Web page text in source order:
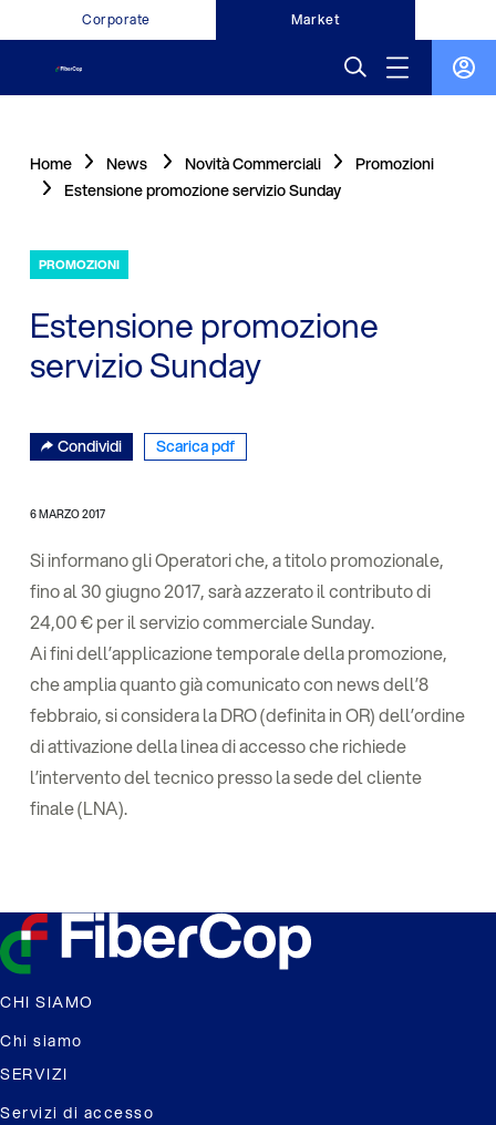
Corporate Market
Home News Novità Commerciali
Promozioni
Estensione promozione servizio Sunday
PROMOZIONI
Estensione promozione
servizio Sunday
Condividi Scarica pdf
6 MARZO 2017
Si informano gli Operatori che, a titolo promozionale,
fino al 30 giugno 2017, sarà azzerato il contributo di
24,00 € per il servizio commerciale Sunday.
Ai fini dell’applicazione temporale della promozione,
che amplia quanto già comunicato con news dell’8
febbraio, si considera la DRO (definita in OR) dell’ordine
di attivazione della linea di accesso che richiede
l’intervento del tecnico presso la sede del cliente
finale (LNA).
CHI SIAMO
Chi siamo
SERVIZI
Servizi di accesso